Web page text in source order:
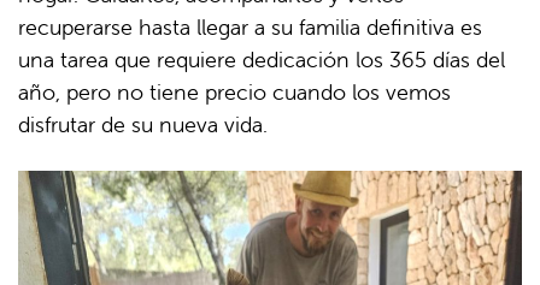
recuperarse hasta llegar a su familia definitiva es
una tarea que requiere dedicación los 365 días del
año, pero no tiene precio cuando los vemos
disfrutar de su nueva vida.